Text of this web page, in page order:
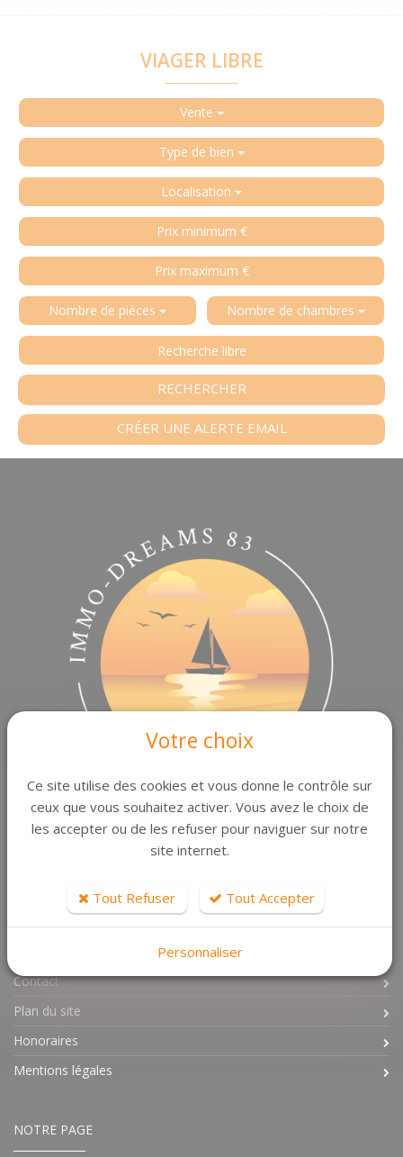
VIAGER LIBRE
Vente
Type de bien
Localisation
Nombre de pièces Nombre de chambres
RECHERCHER
CRÉER UNE ALERTE EMAIL
LIENS UTILES
Contact
Plan du site
Honoraires
Mentions légales
NOTRE PAGE
Votre choix
Ce site utilise des cookies et vous donne le contrôle sur
ceux que vous souhaitez activer. Vous avez le choix de
les accepter ou de les refuser pour naviguer sur notre
site internet.
Tout Refuser Tout Accepter
Personnaliser